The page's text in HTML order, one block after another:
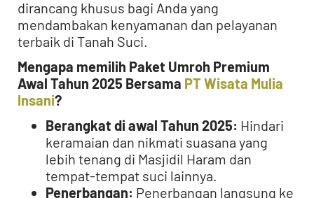
dirancang khusus bagi Anda yang
mendambakan kenyamanan dan pelayanan
terbaik di Tanah Suci.
Mengapa memilih Paket Umroh Premium
Awal Tahun 2025 Bersama PT Wisata Mulia
Insani?
Berangkat di awal Tahun 2025: Hindari
keramaian dan nikmati suasana yang
lebih tenang di Masjidil Haram dan
tempat-tempat suci lainnya.
Penerbangan: Penerbangan langsung ke